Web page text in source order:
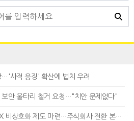
…'사적 응징' 확산에 법치 우려
보안 울타리 철거 요청…"치안 문제없다"
상호화 제도 마련…주식회사 전환 본격화